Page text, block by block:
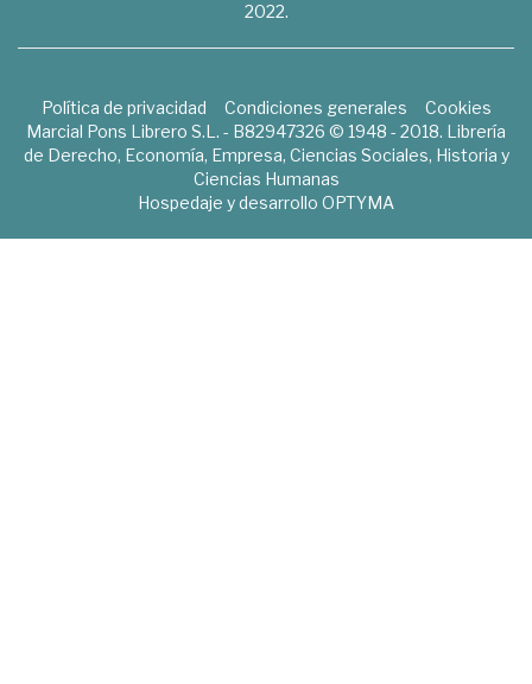
2022.
Política de privacidad Condiciones generales
Cookies
Marcial Pons Librero S.L. - B82947326 © 1948 - 2018. Librería
de Derecho, Economía, Empresa, Ciencias Sociales, Historia y
Ciencias Humanas
Hospedaje y desarrollo OPTYMA